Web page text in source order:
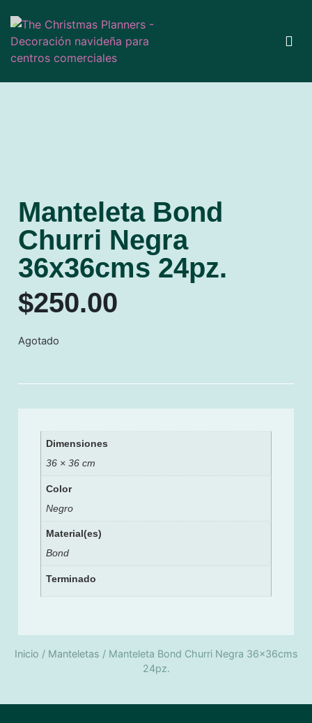
Manteleta Bond
Churri Negra
36x36cms 24pz.
$250.00
Agotado
Dimensiones
36 × 36 cm
Color
Negro
Material(es)
Bond
Terminado
Inicio / Manteletas / Manteleta Bond Churri Negra 36x36cms
24pz.